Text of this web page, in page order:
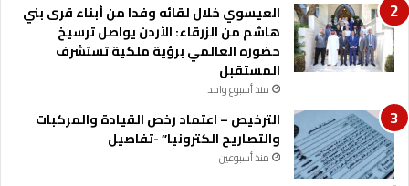
العيسوي خلال لقائه وفدا من أبناء قرى بني
هاشم من الزرقاء: الأردن يواصل ترسيخ
حضوره العالمي برؤية ملكية تستشرف
المستقبل
منذ أسبوع واحد
الترخيص – اعتماد رخص القيادة والمركبات
والتصاريح الكترونيا” -تفاصيل
منذ أسبوعين